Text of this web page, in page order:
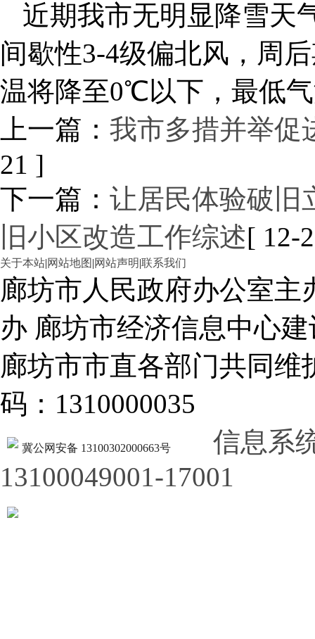
近期我市无明显降雪天
间歇性3-4级偏北风，周
温将降至0℃以下，最低
上一篇： 我市多措并举促
21 ]
下一篇： 让居民体验破
旧小区改造工作综述[ 12-
关于本站|网站地图 |网站声明|联系我们
廊坊市人民政府办公室
办 廊坊市经济信息中心建
廊坊市市直各部门共同
码：1310000035
冀公网安备 13100302000663号
信息系
13100049001-17001